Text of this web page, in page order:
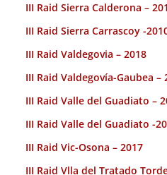
III Raid Sierra Calderona –
III Raid Sierra Carrascoy -
III Raid Valdegovia – 2018
III Raid Valdegovía-Gaubea –
III Raid Valle del Guadiato –
III Raid Valle del Guadiato -
III Raid Vic-Osona – 2017
III Raid Vlla del Tratado